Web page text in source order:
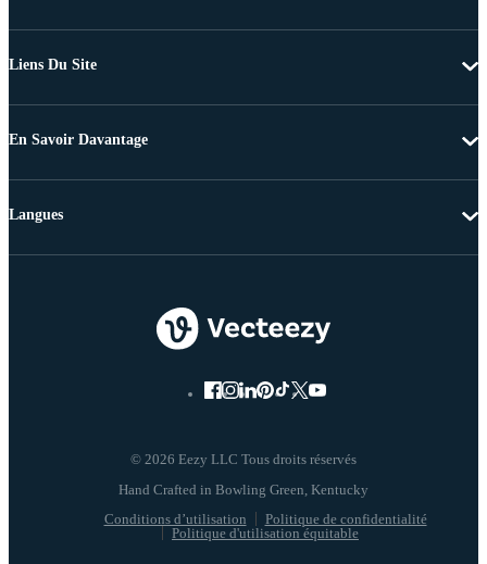
Liens Du Site
En Savoir Davantage
© 2026 Eezy LLC Tous droits réservés
Conditions d’utilisation
Politique de confidentialité
Politique d'utilisation équitable
Langues